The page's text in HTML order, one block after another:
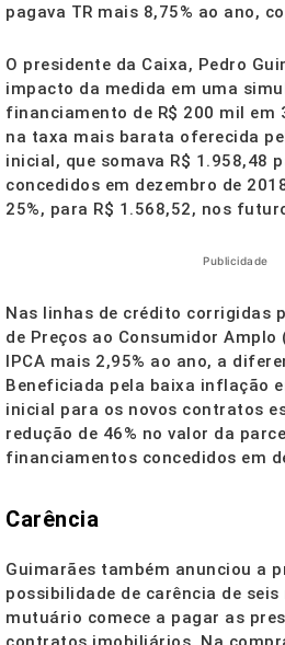
pagava TR mais 8,75% ao ano,
O presidente da Caixa, Pedro
impacto da medida em uma
financiamento de R$ 200 mil em
na taxa mais barata oferecida
inicial, que somava R$ 1.958,48
concedidos em dezembro de
25%, para R$ 1.568,52, nos
Publicidade
Nas linhas de crédito corrigidas
de Preços ao Consumidor Amplo
IPCA mais 2,95% ao ano, a
Beneficiada pela baixa inflação
inicial para os novos contratos
redução de 46% no valor da
financiamentos concedidos em
Carência
Guimarães também anunciou a
possibilidade de carência de seis
mutuário comece a pagar as